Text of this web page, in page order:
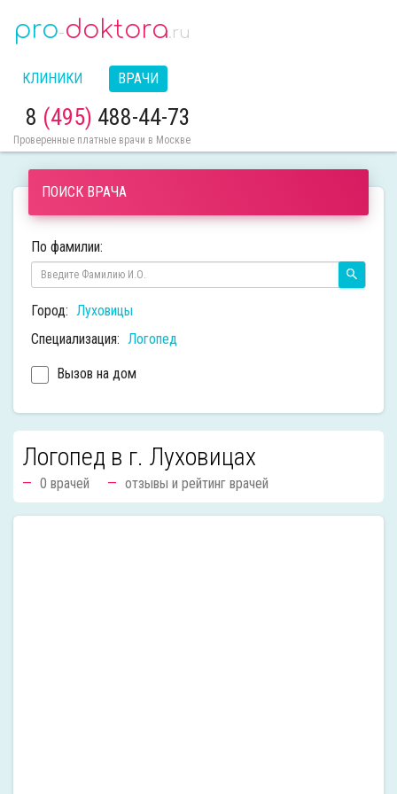
pro-doktora.ru
КЛИНИКИ ВРАЧИ
8 (495) 488-44-73
Проверенные платные врачи в Москве
ПОИСК ВРАЧА
По фамилии:
Город: Луховицы
Специализация: Логопед
Вызов на дом
Логопед в г. Луховицах
0 врачей отзывы и рейтинг врачей